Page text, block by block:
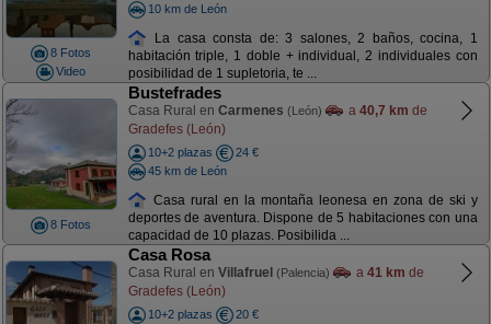
8 Fotos
Video
10 km de León
La casa consta de: 3 salones, 2 baños, cocina, 1
habitación triple, 1 doble + individual, 2 individuales con
posibilidad de 1 supletoria, te ...
8 Fotos
Bustefrades
Casa Rural en Carmenes (León) a 40,7 km de
Gradefes (León)
10+2 plazas
24 €
45 km de León
Casa rural en la montaña leonesa en zona de ski y
deportes de aventura. Dispone de 5 habitaciones con una
capacidad de 10 plazas. Posibilida ...
Casa Rosa
Casa Rural en Villafruel (Palencia) a 41 km de
Gradefes (León)
10+2 plazas
20 €